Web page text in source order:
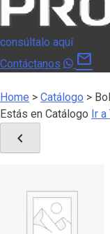
consúltalo aquí
Contáctanos
mail
Home > Catálogo >
Estás en Catálogo Ir a
chevron_left